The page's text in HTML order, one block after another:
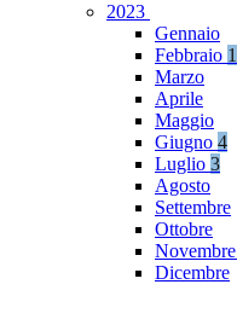
2023
Gennaio
Febbraio 1
Marzo
Aprile
Maggio
Giugno 4
Luglio 3
Agosto
Settembre
Ottobre
Novembre
Dicembre